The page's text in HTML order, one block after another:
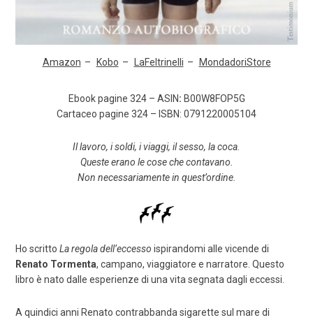
Amazon Kobo LaFeltrinelli MondadoriStore
Ebook pagine 324 – ASIN: B00W8FOP5G
Cartaceo pagine 324 – ISBN: 0791220005104
Il lavoro, i soldi, i viaggi, il sesso, la coca.
Queste erano le cose che contavano.
Non necessariamente in quest’ordine.
Ho scrittoLa regola dell’eccesso ispirandomi alle vicende di
Renato Tormenta, campano, viaggiatore e narratore. Questo
libro è nato dalle esperienze di una vita segnata dagli eccessi.
A quindici anni Renato contrabbanda sigarette sul mare di